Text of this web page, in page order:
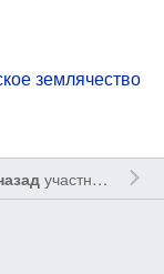
землячество
участником